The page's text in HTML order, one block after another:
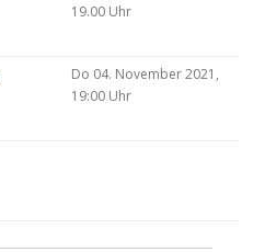
19.00 Uhr
Do 04. November 2021,
19:00 Uhr